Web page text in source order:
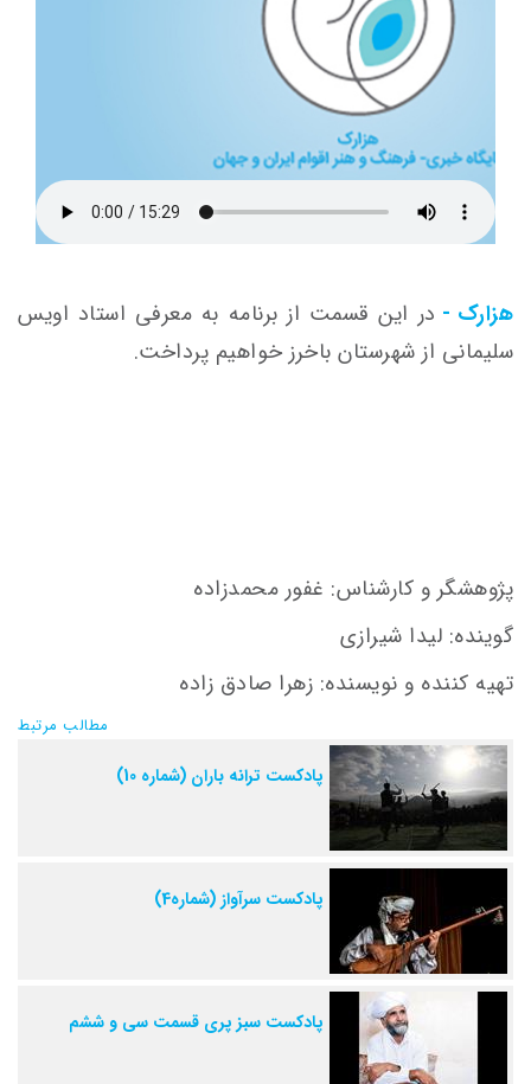
هزارک - در این قسمت از برنامه به معرفی استاد اویس
سلیمانی از شهرستان باخرز خواهیم پرداخت.
پژوهشگر و کارشناس: غفور محمدزاده
گوینده: لیدا شیرازی
تهیه کننده و نویسنده: زهرا صادق زاده
مطالب مرتبط
پادکست ترانه باران (شماره 10)
پادکست سرآواز (شماره4)
پادکست سبز پری قسمت سی و ششم